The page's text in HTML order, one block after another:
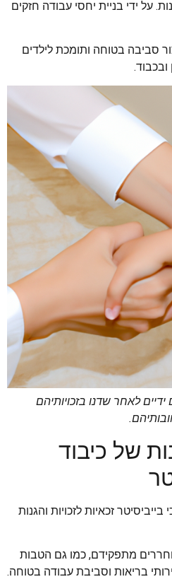
על ידי בניית יחסי עבודה חזקים
סביבה בטוחה ותומכת לילדים
ובכבוד.
ידיים לאחר שדנו בזכויותיהם
של כיבוד
זכאיות לזכויות והגנות
מתפקידם, כמו גם הטבות
בריאות וסביבת עבודה בטוחה.